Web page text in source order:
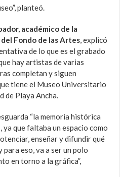
planteó.
académico de la
Fondo de las Artes, explicó
de lo que es el grabado
hay artistas de varias
completan y siguen
tiene el Museo Universitario
de Playa Ancha.
“la memoria histórica
ya que faltaba un espacio como
enseñar y difundir qué
para eso, va a ser un polo
en torno a la gráfica”,